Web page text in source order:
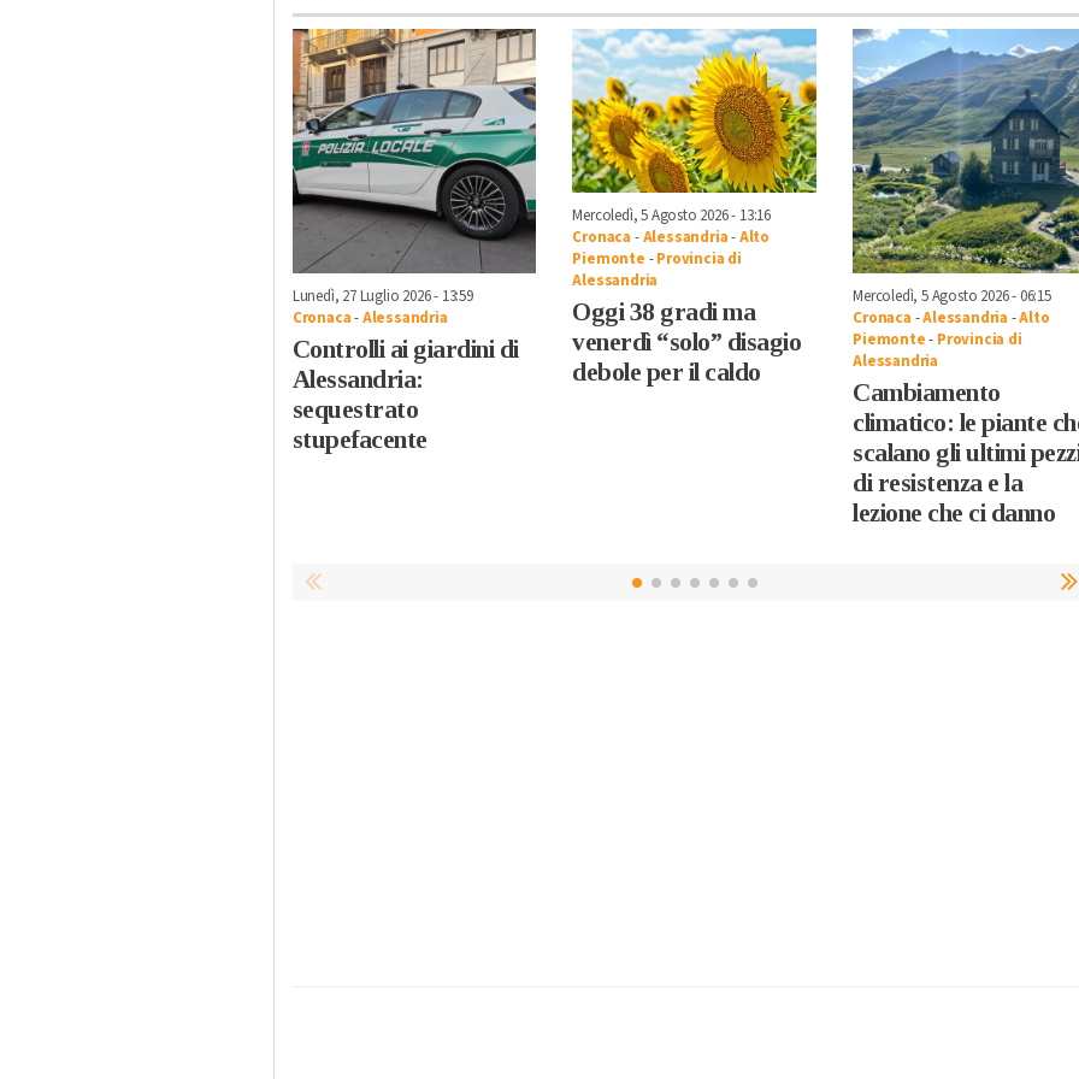
Lunedì, 27 Luglio 2026 - 13:59
Cronaca-Alessandria
Controlli ai giardini di
Alessandria:
sequestrato
stupefacente
Mercoledì, 5 Agosto 2026 - 13:16
Cronaca -Alessandria-Alto
Piemonte -Provincia di
Alessandria
Oggi 38 gradi ma
venerdì “solo” disagio
debole per il caldo
Mercoledì, 5 Agosto 2026 - 06:15
Cronaca -Alessandria -Alto
Piemonte- Provincia di
Alessandria
Cambiamento
climatico: le piante
scalano gli ultimi
di resistenza e la
lezione che ci danno